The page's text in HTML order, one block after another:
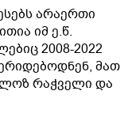
არაერთი
იმ ე.წ.
2008-2022
მათ
რაჭველი და